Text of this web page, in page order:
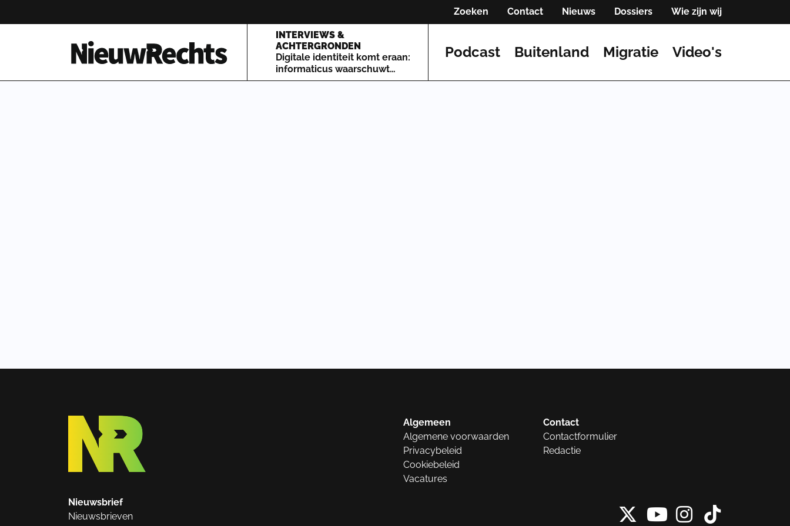
Zoeken Contact Nieuws Dossiers Wie zijn wij
Homepage van NieuwRechts
INTERVIEWS &
ACHTERGRONDEN
Digitale identiteit komt eraan:
informaticus waarschuwt
voor de gevolgen
Podcast Buitenland Migratie Video's
Algemeen
Algemene voorwaarden
Privacybeleid
Cookiebeleid
Vacatures
Contact
Contactformulier
Redactie
Nieuwsbrief
Nieuwsbrieven
X vanInstagram
Tiktok